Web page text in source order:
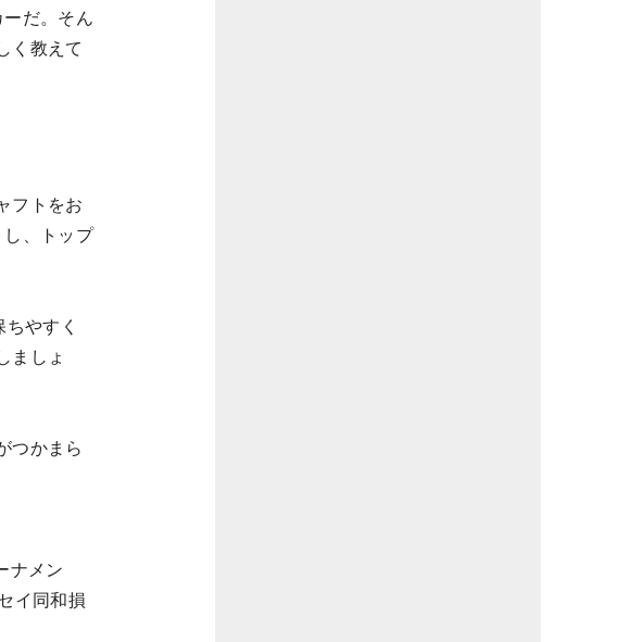
だ。そん
く教えて
フトをお
、トップ
やすく
ましょ
つかまら
ナメン
イ同和損